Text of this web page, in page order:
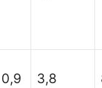
0,9 3,8